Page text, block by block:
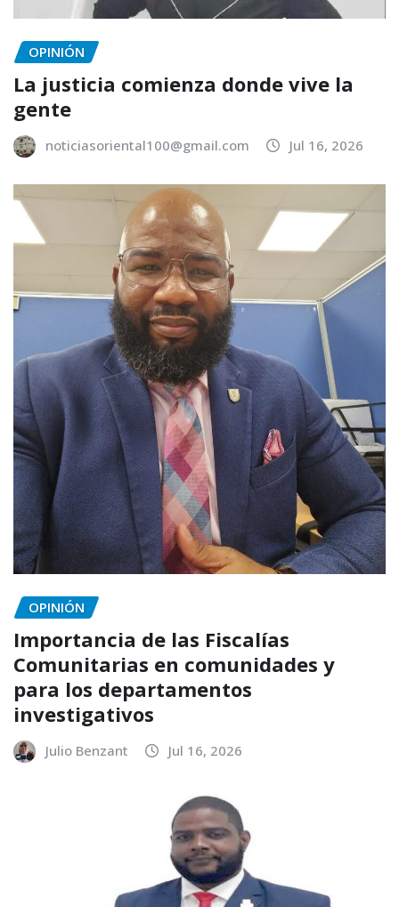
OPINIÓN
La justicia comienza donde vive la
gente
noticiasoriental100@gmail.com Jul 16, 2026
OPINIÓN
Importancia de las Fiscalías
Comunitarias en comunidades y
para los departamentos
investigativos
Julio Benzant Jul 16, 2026